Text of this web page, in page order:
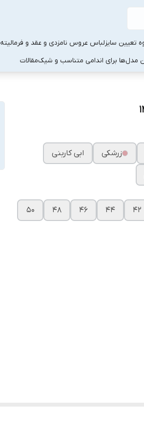
تعیین سایزلباس عروس نامزدی و عقد و فرمالیته
مدل‌ها برای اندامی متناسب و شیکمقالات
زرشکی ابی کاربنی
۴۲ ۴۴ ۴۶ ۴۸ ۵۰